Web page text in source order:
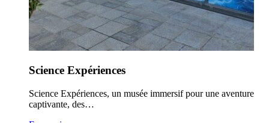
Science Expériences
Science Expériences, un musée immersif pour une aventure
captivante, des…